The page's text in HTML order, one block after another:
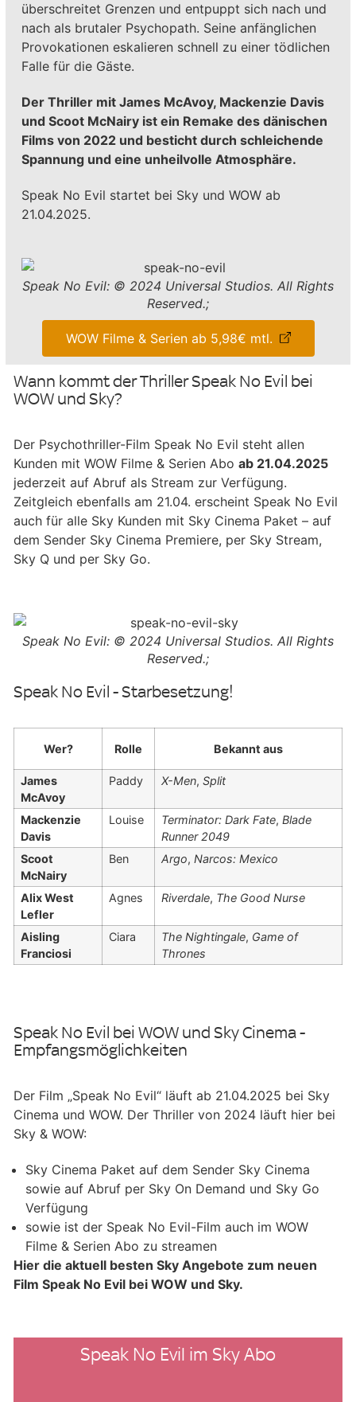
überschreitet Grenzen und entpuppt sich nach und
nach als brutaler Psychopath. Seine anfänglichen
Provokationen eskalieren schnell zu einer tödlichen
Falle für die Gäste.
Der Thriller mit James McAvoy, Mackenzie Davis
und Scoot McNairy ist ein Remake des dänischen
Films von 2022 und besticht durch schleichende
Spannung und eine unheilvolle Atmosphäre.
Speak No Evil startet bei Sky und WOW ab
21.04.2025.
Speak No Evil: © 2024 Universal Studios. All Rights
Reserved.;
WOW Filme & Serien ab 5,98€ mtl.
Wann kommt der Thriller Speak No Evil bei
WOW und Sky?
Der Psychothriller-Film Speak No Evil steht allen
Kunden mit WOW Filme & Serien Abo ab 21.04.2025
jederzeit auf Abruf als Stream zur Verfügung.
Zeitgleich ebenfalls am 21.04. erscheint Speak No Evil
auch für alle Sky Kunden mit Sky Cinema Paket – auf
dem Sender Sky Cinema Premiere, per Sky Stream,
Sky Q und per Sky Go.
Speak No Evil: © 2024 Universal Studios. All Rights
Reserved.;
Speak No Evil - Starbesetzung!
Wer? Rolle Bekannt aus
James
McAvoy
Paddy X-Men, Split
Mackenzie
Davis
Louise Terminator: Dark Fate, Blade
Runner 2049
Scoot
McNairy
Ben Argo, Narcos: Mexico
Alix West
Lefler
Agnes Riverdale, The Good Nurse
Aisling
Franciosi
Ciara The Nightingale, Game of
Thrones
Speak No Evil bei WOW und Sky Cinema -
Empfangsmöglichkeiten
Der Film „Speak No Evil“ läuft ab 21.04.2025 bei Sky
Cinema und WOW. Der Thriller von 2024 läuft hier bei
Sky & WOW:
Sky Cinema Paket auf dem Sender Sky Cinema
sowie auf Abruf per Sky On Demand und Sky Go
Verfügung
sowie ist der Speak No Evil-Film auch im WOW
Filme & Serien Abo zu streamen
Hier die aktuell besten Sky Angebote zum neuen
Film Speak No Evil bei WOW und Sky.
Speak No Evil im Sky Abo